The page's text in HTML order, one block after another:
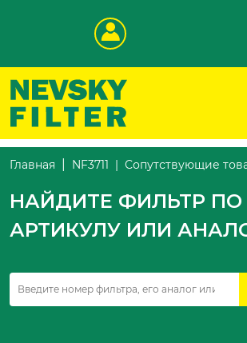
Главная NF3711 Сопутствующие
НАЙДИТЕ ФИЛЬТР ПО
АРТИКУЛУ ИЛИ